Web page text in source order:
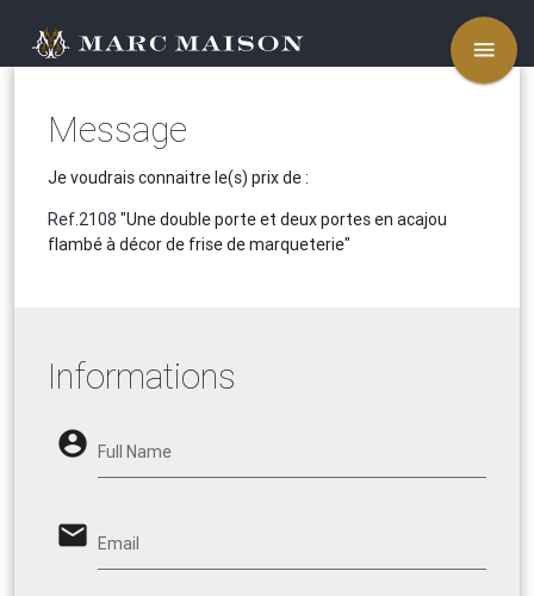
menu
Message
Je voudrais connaitre le(s) prix de :
Ref.2108 "Une double porte et deux portes en acajou
flambé à décor de frise de marqueterie"
Informations
account_circle Full Name
email Email